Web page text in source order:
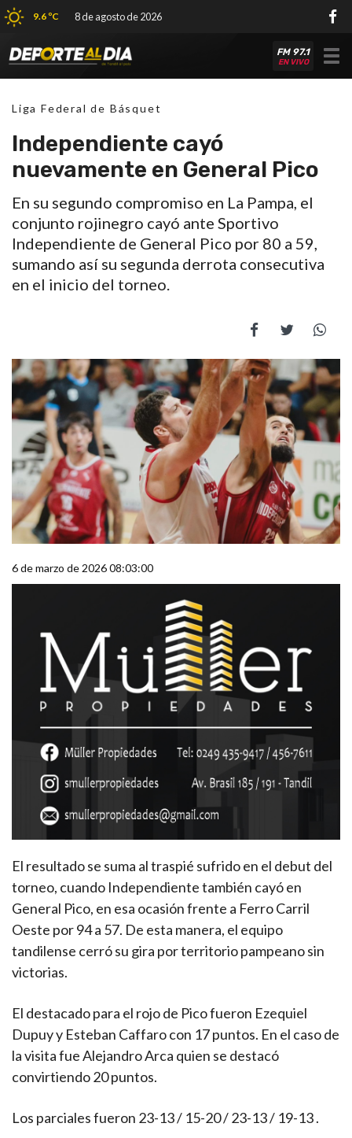
9.6 ºC 8 de agosto de 2026
FM 97.1
EN VIVO
Liga Federal de Básquet
Independiente cayó
nuevamente en General Pico
En su segundo compromiso en La Pampa, el
conjunto rojinegro cayó ante Sportivo
Independiente de General Pico por 80 a 59,
sumando así su segunda derrota consecutiva
en el inicio del torneo.
6 de marzo de 2026 08:03:00
El resultado se suma al traspié sufrido en el debut del
torneo, cuando Independiente también cayó en
General Pico, en esa ocasión frente a Ferro Carril
Oeste por 94 a 57. De esta manera, el equipo
tandilense cerró su gira por territorio pampeano sin
victorias.
El destacado para el rojo de Pico fueron Ezequiel
Dupuy y Esteban Caffaro con 17 puntos. En el caso de
la visita fue Alejandro Arca quien se destacó
convirtiendo 20 puntos.
Los parciales fueron 23-13 / 15-20 / 23-13 / 19-13 .